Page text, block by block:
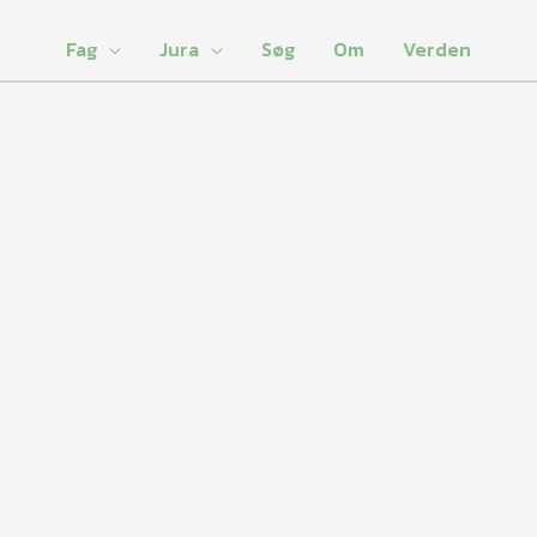
Fag Jura Søg Om Verden